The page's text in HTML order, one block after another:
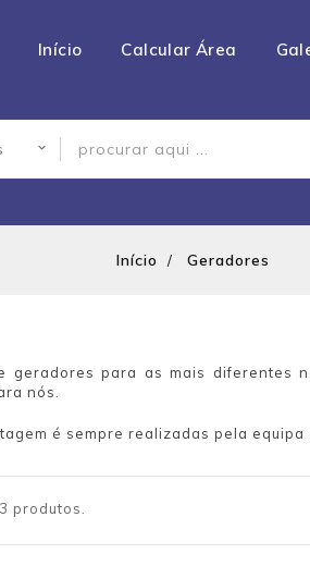
Início Calcular Área
Início Geradores
geradores para as mais diferentes
nós.
é sempre realizadas pela equipa
produtos.